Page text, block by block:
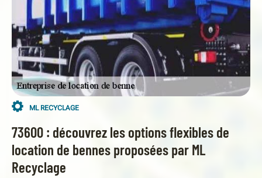
ML RECYCLAGE
73600 : découvrez les options flexibles de
location de bennes proposées par ML
Recyclage